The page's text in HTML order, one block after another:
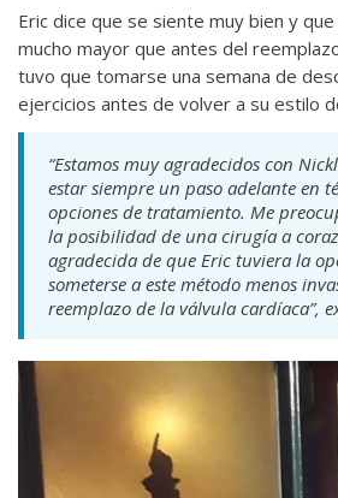
Eric dice que se siente muy bien y
mucho mayor que antes del
tuvo que tomarse una semana de
ejercicios antes de volver a su estilo
“Estamos muy agradecidos con
estar siempre un paso adelante en
opciones de tratamiento. Me
la posibilidad de una cirugía a
agradecida de que Eric tuviera la
someterse a este método menos
reemplazo de la válvula cardíaca”,